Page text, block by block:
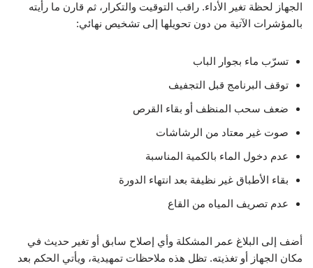
الجهاز لحظة تغير الأداء. راقب التوقيت والتكرار، ثم قارن ما رأيته
بالمؤشرات الآتية من دون تحويلها إلى تشخيص نهائي:
تسرّب ماء بجوار الباب
توقف البرنامج قبل التجفيف
ضعف سحب المنظف أو بقاء القرص
صوت غير معتاد من الرشاشات
عدم دخول الماء بالكمية المناسبة
بقاء الأطباق غير نظيفة بعد انتهاء الدورة
عدم تصريف المياه من القاع
أضف إلى البلاغ عمر المشكلة وأي إصلاح سابق أو تغير حديث في
مكان الجهاز أو تغذيته. تظل هذه ملاحظات تمهيدية، ويأتي الحكم بعد